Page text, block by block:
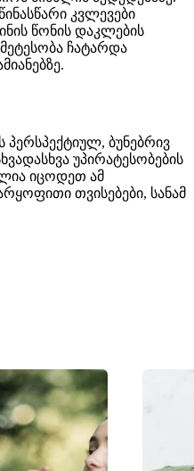
კვლევები
წონის დაკლების
ჩატარდა
პერსპექტიულ, ბუნებრივ
უპირატესობების
იცოდეთ ამ
თვისებები, სანამ